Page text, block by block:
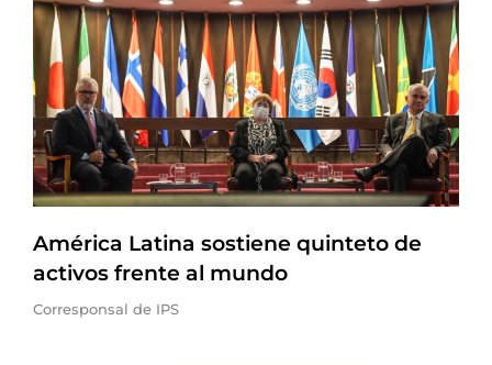
América Latina sostiene quinteto de
activos frente al mundo
Corresponsal de IPS